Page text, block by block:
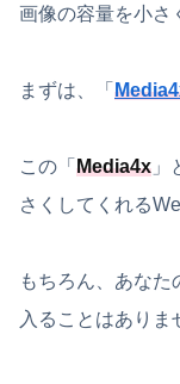
画像の容量を小さ
まずは、「
この「 Media4x
さくしてくれる
もちろん、あな
入ることはありま